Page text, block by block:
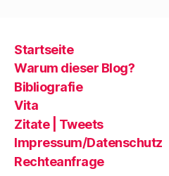
Startseite
Warum dieser Blog?
Bibliografie
Vita
Zitate | Tweets
Impressum/Datenschutz
Rechteanfrage